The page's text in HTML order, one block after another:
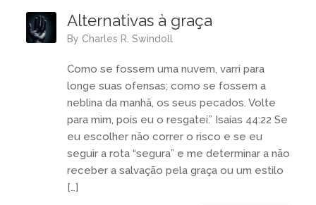
Alternativas à graça
by Charles R. Swindoll
Como se fossem uma nuvem, varri para
longe suas ofensas; como se fossem a
neblina da manhã, os seus pecados. Volte
para mim, pois eu o resgatei.” Isaías 44:22 Se
eu escolher não correr o risco e se eu
seguir a rota “segura” e me determinar a não
receber a salvação pela graça ou um estilo
[…]